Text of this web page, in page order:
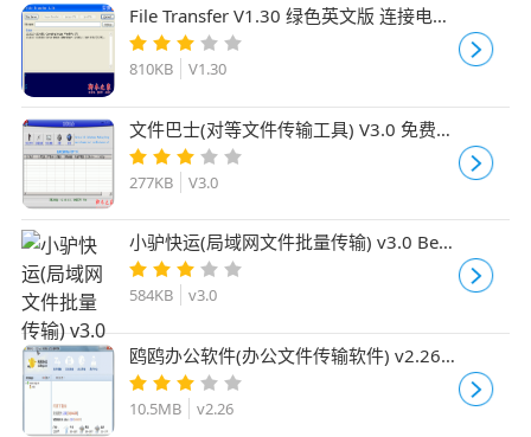
File Transfer V1.30 绿色英文版 连接电脑
进行文件传输软件
810KB V1.30
文件巴士(对等文件传输工具) V3.0 免费绿
色版
277KB V3.0
小驴快运(局域网文件批量传输) v3.0 Beta
绿色免费版
584KB v3.0
鸥鸥办公软件(办公文件传输软件) v2.26
免费安装版 支持Word、Excel
10.5MB v2.26